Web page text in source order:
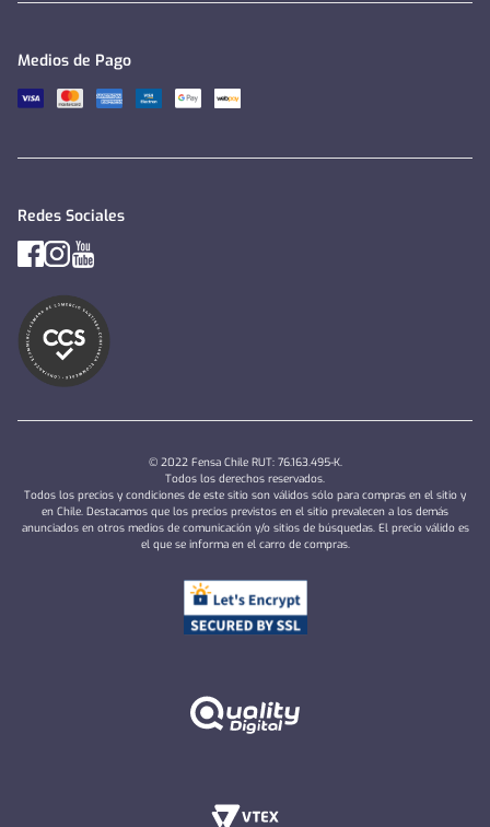
Medios de Pago
Redes Sociales
© 2022 Fensa Chile RUT: 76.163.495-K.
Todos los derechos reservados.
Todos los precios y condiciones de este sitio son válidos sólo para compras en el sitio y
en Chile. Destacamos que los precios previstos en el sitio prevalecen a los demás
anunciados en otros medios de comunicación y/o sitios de búsquedas. El precio válido es
el que se informa en el carro de compras.